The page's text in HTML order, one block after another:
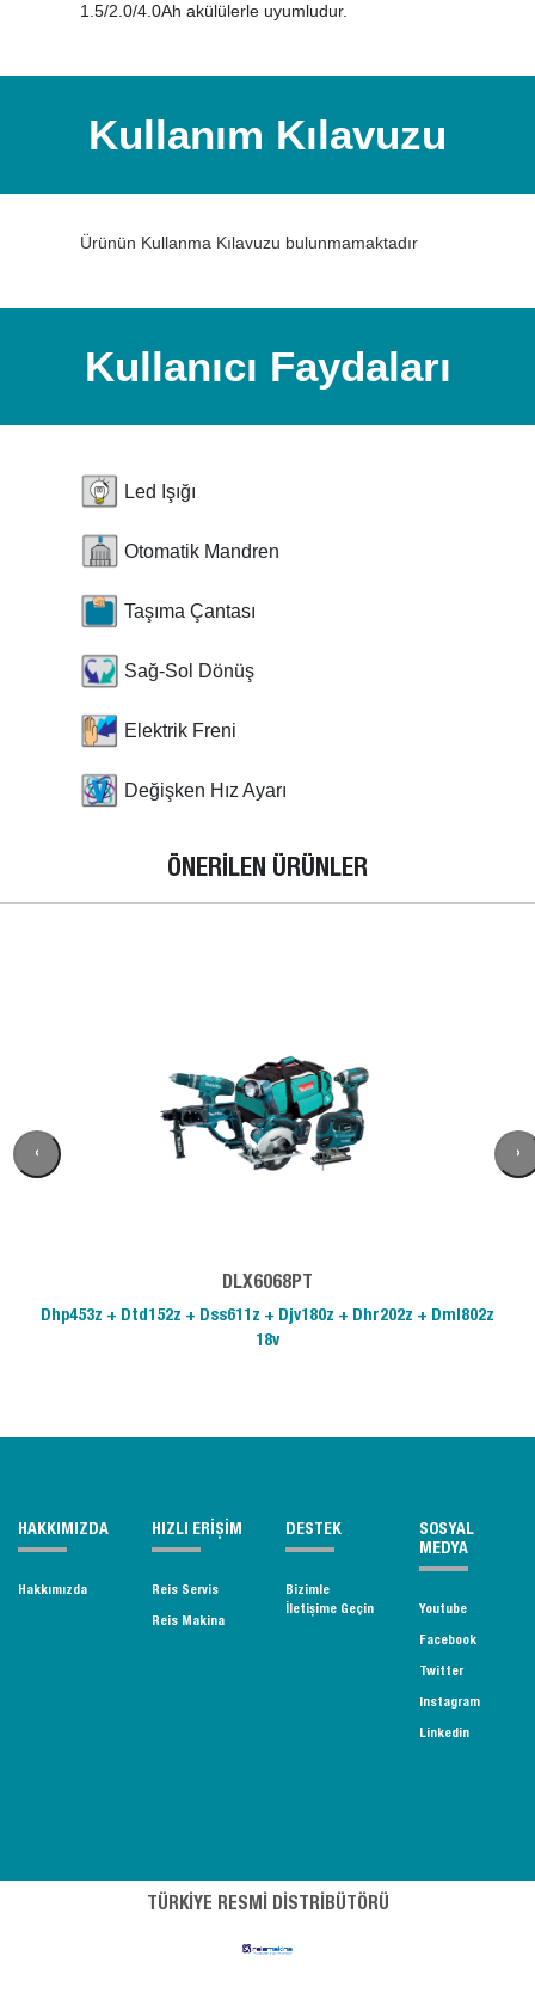
1.5/2.0/4.0Ah akülülerle uyumludur.
Kullanım Kılavuzu
Ürünün Kullanma Kılavuzu bulunmamaktadır
Kullanıcı Faydaları
Led Işığı
Otomatik Mandren
Taşıma Çantası
Sağ-Sol Dönüş
Elektrik Freni
Değişken Hız Ayarı
ÖNERİLEN ÜRÜNLER
DLX6068PT
Dhp453z + Dtd152z + Dss611z + Djv180z + Dhr202z + Dml802z
18v
‹ ›
HAKKIMIZDA
Hakkımızda
HIZLI ERİŞİM
Reis Servis
Reis Makina
DESTEK
Bizimle
İletişime Geçin
SOSYAL
MEDYA
Youtube
Facebook
Twitter
Instagram
Linkedin
TÜRKİYE RESMİ DİSTRİBÜTÖRÜ